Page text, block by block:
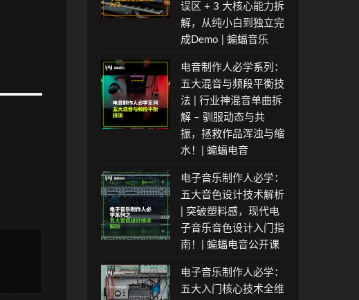
误区 + 3 大核心能力拆
解，从纯小白到独立完
成Demo | 蝙蝠音乐
电音制作人必学系列：
五大混音与频段平衡技
法 | 行业神混音单曲拆
解 – 驯服动态与共
振，拯救作品浑浊与缩
水！| 蝙蝠电音
电子音乐制作人必学：
五大音色设计技术解析
| 突破塑料感，现代电
子音乐音色设计入门指
南！| 蝙蝠电音公开课
电子音乐制作人必学：
五大入门核心技术全维